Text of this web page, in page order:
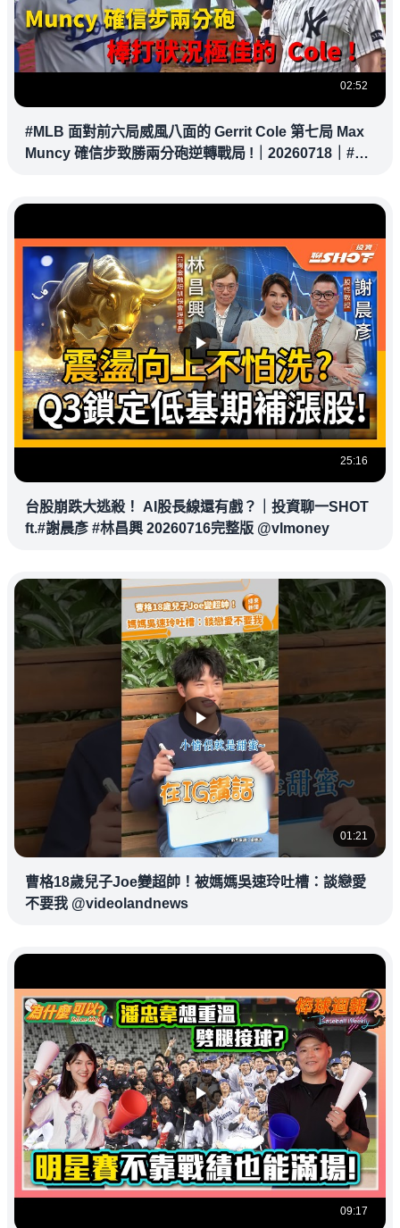
02:52
#MLB 面對前六局威風八面的 Gerrit Cole 第七局 Max
Muncy 確信步致勝兩分砲逆轉戰局 !｜20260718｜#洛
25:16
台股崩跌大逃殺！ AI股長線還有戲？｜投資聊一SHOT
ft.#謝晨彥 #林昌興 20260716完整版 @vlmoney
01:21
曹格18歲兒子Joe變超帥！被媽媽吳速玲吐槽：談戀愛
不要我 @videolandnews
09:17